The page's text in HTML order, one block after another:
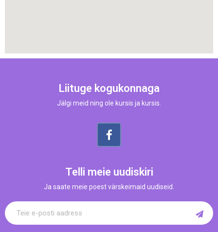
Liituge kogukonnaga
Jälgi meid ning ole kursis ja kursis.
Telli meie uudiskiri
Ja saate meie poest värskeimaid uudiseid.